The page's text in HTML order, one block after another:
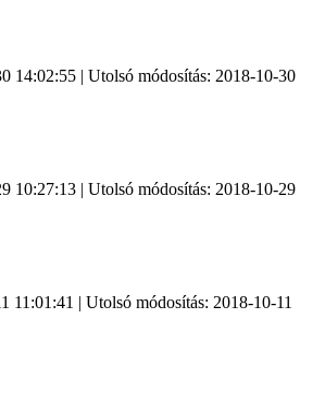
14:02:55 | Utolsó módosítás: 2018-10-30
10:27:13 | Utolsó módosítás: 2018-10-29
11:01:41 | Utolsó módosítás: 2018-10-11